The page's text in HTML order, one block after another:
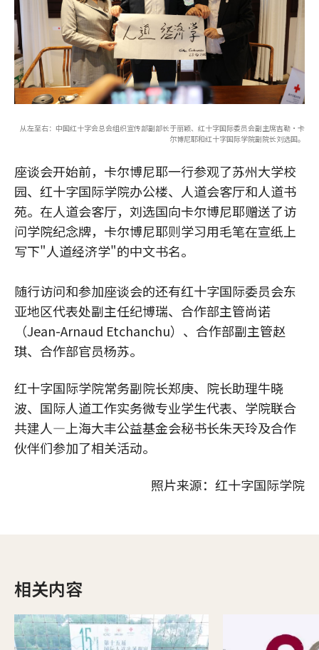
从左至右：中国红十字会总会组织宣传部副部长于丽颖、红十字国际委员会副主席吉勒·卡
尔博尼耶和红十字国际学院副院长刘选国。
座谈会开始前，卡尔博尼耶一行参观了苏州大学校
园、红十字国际学院办公楼、人道会客厅和人道书
苑。在人道会客厅，刘选国向卡尔博尼耶赠送了访
问学院纪念牌，卡尔博尼耶则学习用毛笔在宣纸上
写下"人道经济学"的中文书名。
随行访问和参加座谈会的还有红十字国际委员会东
亚地区代表处副主任纪博瑞、合作部主管尚诺
（Jean-Arnaud Etchanchu）、合作部副主管赵
琪、合作部官员杨苏。
红十字国际学院常务副院长郑庚、院长助理牛晓
波、国际人道工作实务微专业学生代表、学院联合
共建人—上海大丰公益基金会秘书长朱天玲及合作
伙伴们参加了相关活动。
照片来源：红十字国际学院
相关内容